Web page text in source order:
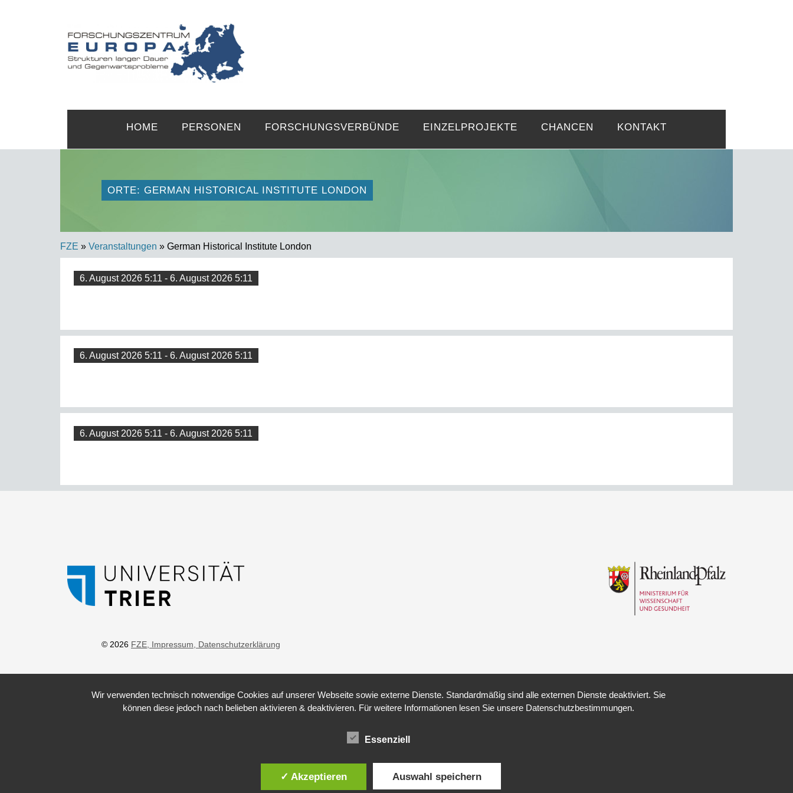
HOME PERSONEN FORSCHUNGSVERBÜNDE EINZELPROJEKTE CHANCEN KONTAKT
ORTE: GERMAN HISTORICAL INSTITUTE LONDON
FZE » Veranstaltungen » German Historical Institute London
6. August 2026 5:11 - 6. August 2026 5:11
6. August 2026 5:11 - 6. August 2026 5:11
6. August 2026 5:11 - 6. August 2026 5:11
© 2026 FZE , Impressum , Datenschutzerklärung
Wir verwenden technisch notwendige Cookies auf unserer Webseite sowie externe Dienste. Standardmäßig sind alle externen Dienste deaktiviert. Sie
können diese jedoch nach belieben aktivieren & deaktivieren. Für weitere Informationen lesen Sie unsere Datenschutzbestimmungen.
Essenziell
✓ Akzeptieren Auswahl speichern